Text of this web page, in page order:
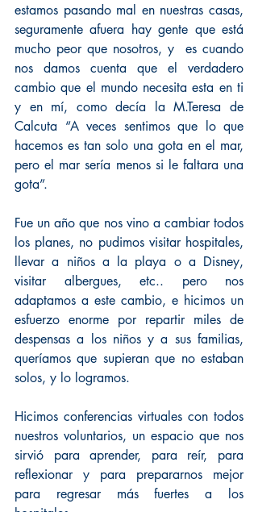
estamos pasando mal en nuestras casas,
seguramente afuera hay gente que está
mucho peor que nosotros, y  es cuando
nos damos cuenta que el verdadero
cambio que el mundo necesita esta en ti
y en mí, como decía la M.Teresa de
Calcuta “A veces sentimos que lo que
hacemos es tan solo una gota en el mar,
pero el mar sería menos si le faltara una
gota”.
Fue un año que nos vino a cambiar todos
los planes, no pudimos visitar hospitales,
llevar a niños a la playa o a Disney,
visitar albergues, etc.. pero nos
adaptamos a este cambio, e hicimos un
esfuerzo enorme por repartir miles de
despensas a los niños y a sus familias,
queríamos que supieran que no estaban
solos, y lo logramos.
Hicimos conferencias virtuales con todos
nuestros voluntarios, un espacio que nos
sirvió para aprender, para reír, para
reflexionar y para prepararnos mejor
para regresar más fuertes a los